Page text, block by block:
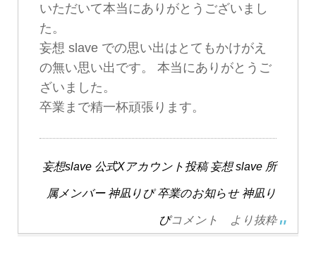
いただいて本当にありがとうございまし
た。
妄想 slave での思い出はとてもかけがえ
の無い思い出です。 本当にありがとうご
ざいました。
卒業まで精一杯頑張ります。
妄想slave 公式Xアカウント投稿 妄想 slave 所
属メンバー 神凪りぴ 卒業のお知らせ 神凪り
ぴコメント より抜粋